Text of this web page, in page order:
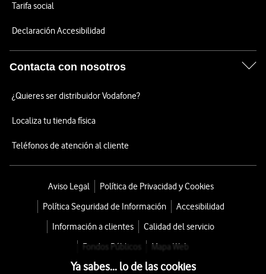
Tarifa social
Declaración Accesibilidad
Contacta con nosotros
¿Quieres ser distribuidor Vodafone?
Localiza tu tienda física
Teléfonos de atención al cliente
Aviso Legal
Política de Privacidad y Cookies
Política Seguridad de Información
Accesibilidad
Información a clientes
Calidad del servicio
Fondos Públicos
Mapa Web
Ya sabes... lo de las cookies